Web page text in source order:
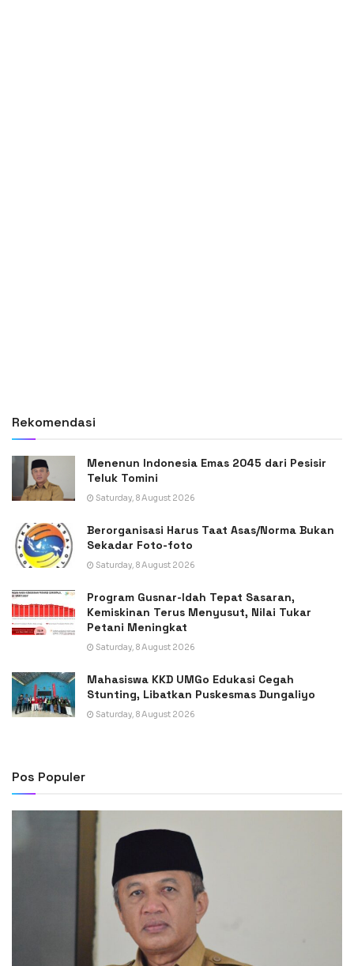
Rekomendasi
Menenun Indonesia Emas 2045 dari Pesisir
Teluk Tomini
Saturday, 8 August 2026
Berorganisasi Harus Taat Asas/Norma Bukan
Sekadar Foto-foto
Saturday, 8 August 2026
Program Gusnar-Idah Tepat Sasaran,
Kemiskinan Terus Menyusut, Nilai Tukar
Petani Meningkat
Saturday, 8 August 2026
Mahasiswa KKD UMGo Edukasi Cegah
Stunting, Libatkan Puskesmas Dungaliyo
Saturday, 8 August 2026
Pos Populer